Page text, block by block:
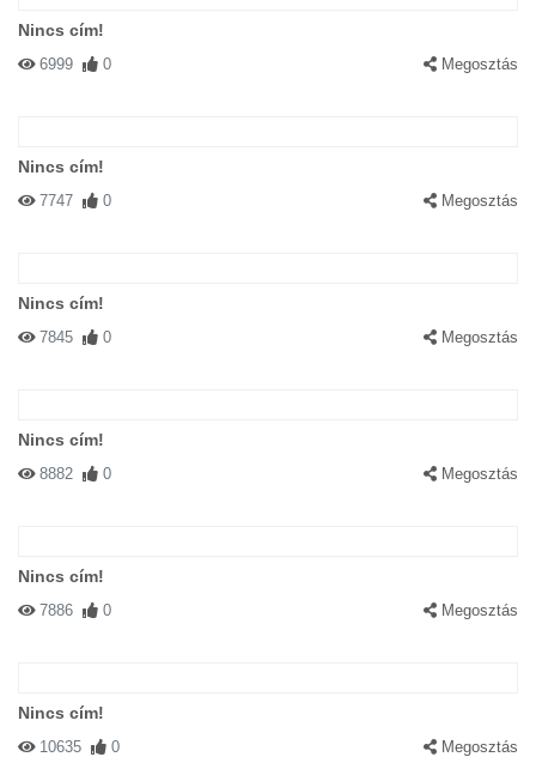
Nincs cím!
6999 0 Megosztás
Nincs cím!
7747 0 Megosztás
Nincs cím!
7845 0 Megosztás
Nincs cím!
8882 0 Megosztás
Nincs cím!
7886 0 Megosztás
Nincs cím!
10635 0 Megosztás